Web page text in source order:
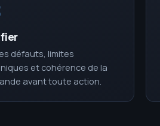
défauts, limites
et cohérence de la
avant toute action.